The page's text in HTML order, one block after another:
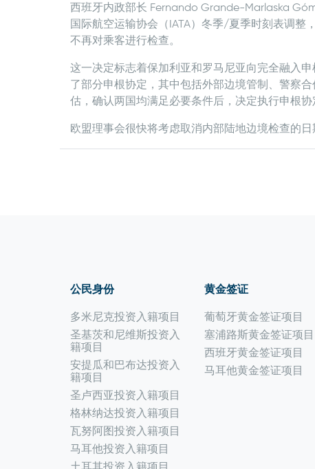
西班牙内政部长 Fernando Grande-Marlaska
国际航空运输协会（IATA）冬季/夏季时刻表调整
不再对乘客进行检查。
这一决定标志着保加利亚和罗马尼亚向完全融入
了部分申根协定，其中包括外部边境管制、警察
估，确认两国均满足必要条件后，决定执行申根
欧盟理事会很快将考虑取消内部陆地边境检查的日
公民身份
多米尼克投资入籍项目
圣基茨和尼维斯投资入
籍项目
安提瓜和巴布达投资入
籍项目
圣卢西亚投资入籍项目
格林纳达投资入籍项目
瓦努阿图投资入籍项目
马耳他投资入籍项目
土耳其投资入籍项目
黄金签证
葡萄牙黄金签证项目
塞浦路斯黄金签证项目
西班牙黄金签证项目
马耳他黄金签证项目